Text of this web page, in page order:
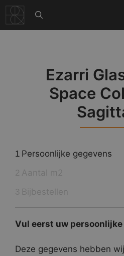
naar
de
Ezarri
Space
1 Persoonlijke gegevens
Vul eerst uw
Deze gegevens hebben